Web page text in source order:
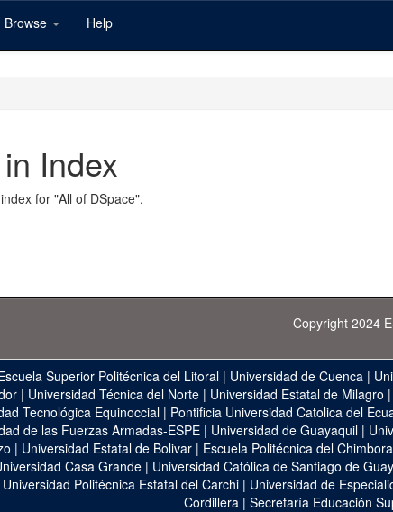
Browse Help
Index
for "All of DSpace".
Copyright 2024
Superior Politécnica del Litoral | Universidad de Cuenca |
| Universidad Técnica del Norte| Universidad Estatal de Milagro |
Tecnológica Equinoccial| Pontificia Universidad Catolica del
de las Fuerzas Armadas-ESPE | Universidad de Guayaquil |
| Universidad Estatal de Bolivar| Escuela Politécnica del
Casa Grande | Universidad Católica de Santiago de
Universidad Politécnica Estatal del Carchi | Universidad de
Cordillera| Secretaría Educación